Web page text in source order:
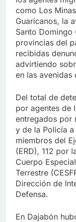
como Los
Guarícanos, la
Santo Domingo
provincias del
recibidas
advirtiendo
en las avenidas
Del total de
por agentes de
entregados por
y de la Policía
miembros del
(ERD), 112 por
Cuerpo
Terrestre
Dirección de
Defensa.
En Dajabón